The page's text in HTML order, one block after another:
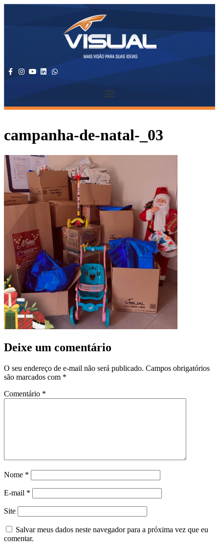
campanha-de-natal-_03
Deixe um comentário
O seu endereço de e-mail não será publicado. Campos obrigatórios
são marcados com *
Comentário *
Nome *
E-mail *
Site
Salvar meus dados neste navegador para a próxima vez que eu
comentar.